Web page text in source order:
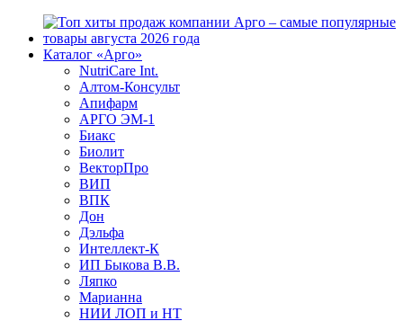
Каталог «Арго»
NutriCare Int.
Алтом-Консульт
Апифарм
АРГО ЭМ-1
Биакс
Биолит
ВекторПро
ВИП
ВПК
Дон
Дэльфа
Интеллект-К
ИП Быкова В.В.
Ляпко
Марианна
НИИ ЛОП и НТ